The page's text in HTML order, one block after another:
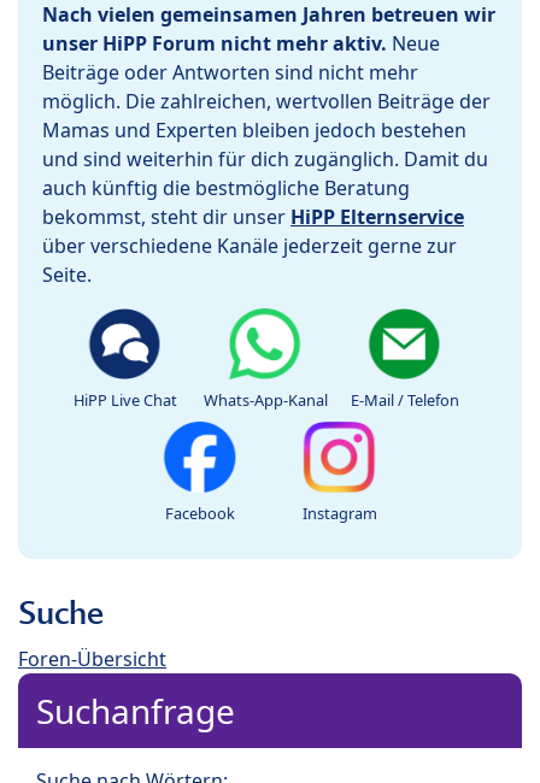
Nach vielen gemeinsamen Jahren betreuen wir
unser HiPP Forum nicht mehr aktiv. Neue
Beiträge oder Antworten sind nicht mehr
möglich. Die zahlreichen, wertvollen Beiträge der
Mamas und Experten bleiben jedoch bestehen
und sind weiterhin für dich zugänglich. Damit du
auch künftig die bestmögliche Beratung
bekommst, steht dir unser HiPP Elternservice
über verschiedene Kanäle jederzeit gerne zur
Seite.
HiPP Live Chat Whats-App-Kanal E-Mail / Telefon
Facebook Instagram
Suche
Foren-Übersicht
Suchanfrage